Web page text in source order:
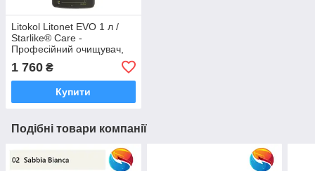
Litokol Litonet EVO 1 л /
Starlike® Care -
Професійний очищувач,
епоксидних затерли для
плитки та каменю
1 760 ₴
Купити
Подібні товари компанії